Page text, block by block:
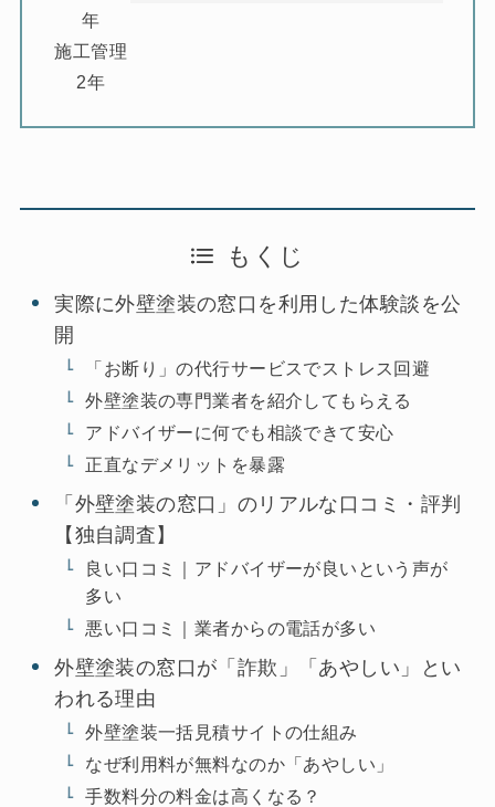
年
施工管理
2年
もくじ
実際に外壁塗装の窓口を利用した体験談を公
開
「お断り」の代行サービスでストレス回避
外壁塗装の専門業者を紹介してもらえる
アドバイザーに何でも相談できて安心
正直なデメリットを暴露
「外壁塗装の窓口」のリアルな口コミ・評判
【独自調査】
良い口コミ｜アドバイザーが良いという声が
多い
悪い口コミ｜業者からの電話が多い
外壁塗装の窓口が「詐欺」「あやしい」とい
われる理由
外壁塗装一括見積サイトの仕組み
なぜ利用料が無料なのか「あやしい」
手数料分の料金は高くなる？